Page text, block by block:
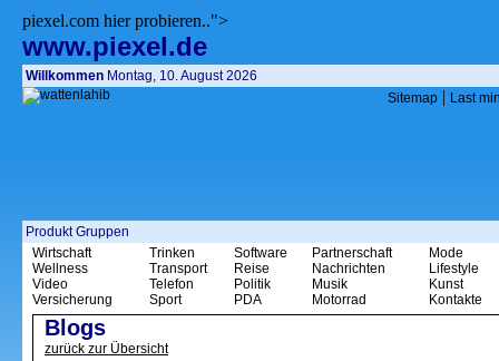
piexel.com hier probieren..">
www.piexel.de
Willkommen Montag, 10. August 2026
Sitemap | Last
Produkt Gruppen
Wirtschaft
Wellness
Video
Versicherung
Trinken
Transport
Telefon
Sport
Software
Reise
Politik
PDA
Partnerschaft
Nachrichten
Musik
Motorrad
Mode
Lifestyle
Kunst
Kontakte
Blogs
zurück zur Übersicht